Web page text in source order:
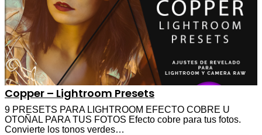
Copper – Lightroom Presets
9 PRESETS PARA LIGHTROOM EFECTO COBRE U
OTOÑAL PARA TUS FOTOS Efecto cobre para tus fotos.
Convierte los tonos verdes…